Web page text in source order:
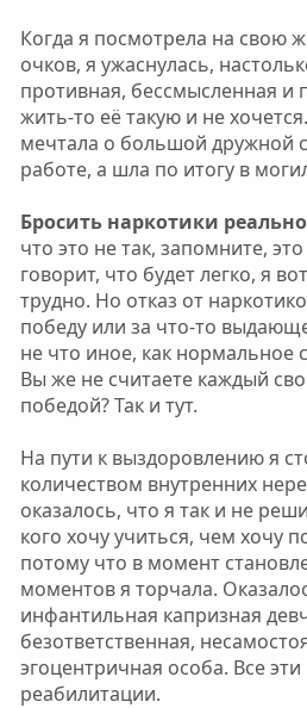
Когда я посмотрела на свою
очков, я ужаснулась,
противная, бессмысленная и
жить-то её такую и не
мечтала о большой дружной
работе, а шла по итогу в
Бросить наркотики реально
что это не так, запомните,
говорит, что будет легко, я
трудно. Но отказ от
победу или за что-то
не что иное, как нормальное
Вы же не считаете каждый
победой? Так и тут.
На пути к выздоровлению я
количеством внутренних
оказалось, что я так и не
кого хочу учиться, чем хочу
потому что в момент
моментов я торчала.
инфантильная капризная
безответственная,
эгоцентричная особа. Все
реабилитации.